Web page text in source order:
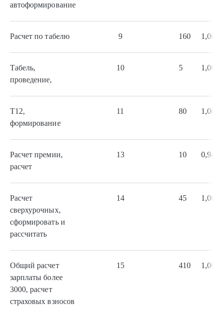
автоформирование
Расчет по табелю 9 160 1,00
Табель,
проведение,
10 5 1,00
Т12,
формирование
11 80 1,00
Расчет премии,
расчет
13 10 0,94
Расчет
сверхурочных,
сформировать и
рассчитать
14 45 1,00
Общий расчет
зарплаты более
3000, расчет
страховых взносов
15 410 1,00